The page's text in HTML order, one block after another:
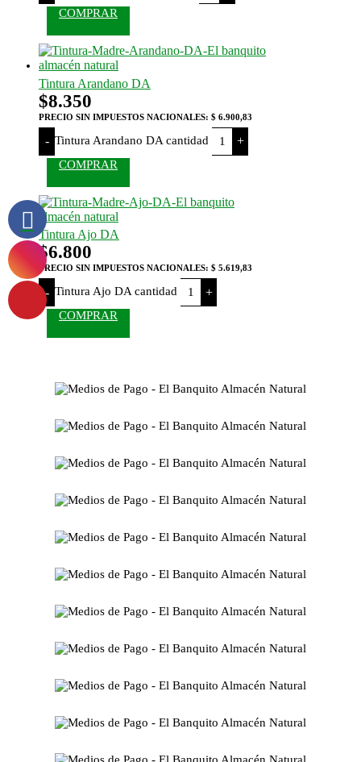
COMPRAR
Tintura Arandano DA
$8.350
PRECIO SIN IMPUESTOS NACIONALES: $ 6.900,83
- Tintura Arandano DA cantidad +
COMPRAR
Tintura Ajo DA
$6.800
PRECIO SIN IMPUESTOS NACIONALES: $ 5.619,83
- Tintura Ajo DA cantidad +
COMPRAR